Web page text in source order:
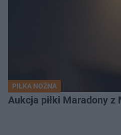
PIŁKA NOŻNA
Aukcja piłki Maradony z